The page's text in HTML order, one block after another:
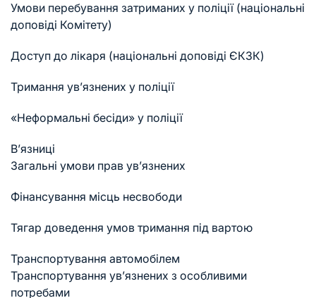
Умови перебування затриманих у поліції (національні
доповіді Комітету)
Доступ до лікаря (національні доповіді ЄКЗК)
Тримання ув’язнених у поліції
«Неформальні бесіди» у поліції
В’язниці
Загальні умови прав ув’язнених
Фінансування місць несвободи
Тягар доведення умов тримання під вартою
Транспортування автомобілем
Транспортування ув’язнених з особливими
потребами